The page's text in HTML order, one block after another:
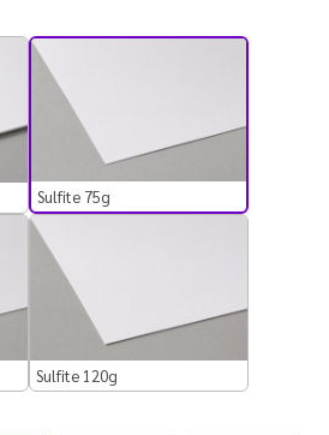
Sulfite 75g
Sulfite 120g